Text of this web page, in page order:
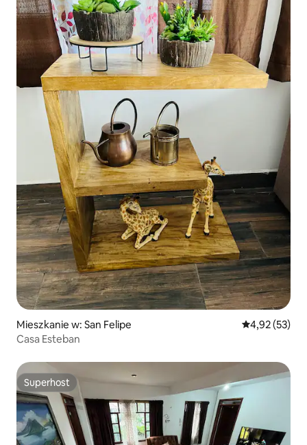
Mieszkanie w: San Felipe Średnia
4,92 (53)
Casa Esteban
Superhost
Superhost